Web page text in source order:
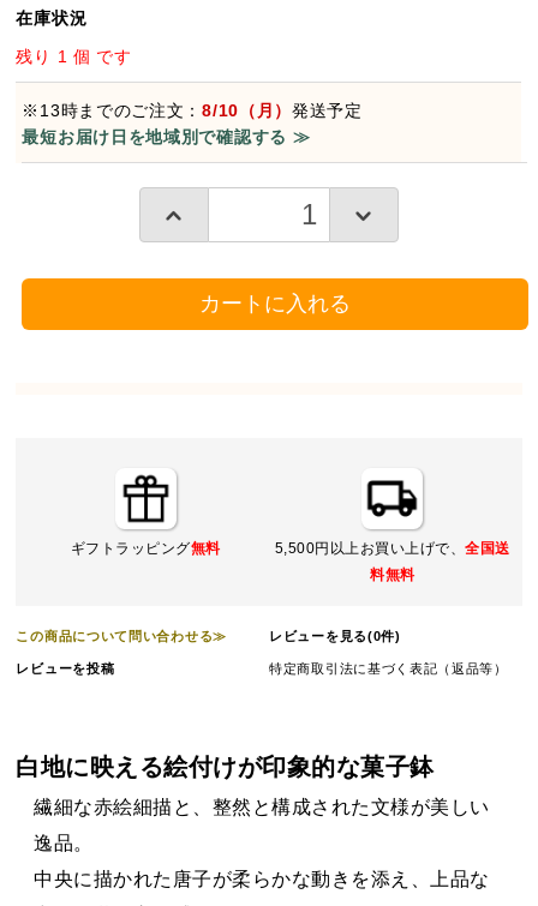
在庫状況
残り 1 個 です
※13時までのご注文：8/10（月）発送予定
最短お届け日を地域別で確認する ≫
カートに入れる
ギフトラッピング無料 5,500円以上お買い上げで、全国送
料無料
この商品について問い合わせる≫ レビューを見る(0件)
レビューを投稿 特定商取引法に基づく表記（返品等）
白地に映える絵付けが印象的な菓子鉢
繊細な赤絵細描と、整然と構成された文様が美しい
逸品。
中央に描かれた唐子が柔らかな動きを添え、上品な